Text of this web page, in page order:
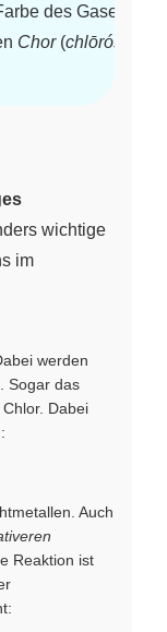
des Gases gab
Chor(chlōrós
wichtige
im
werden
. Sogar das
Dabei
\right)
:
Auch
Reaktion ist
\right)
\right)